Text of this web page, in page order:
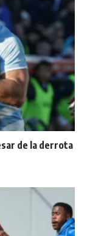
de la derrota